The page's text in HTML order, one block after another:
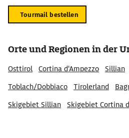
Tourmail bestellen
Orte und Regionen in der
Osttirol Cortina d'Ampezzo Sillian
Toblach/Dobbiaco
Tirolerland
Skigebiet Sillian
Skigebiet Cortina